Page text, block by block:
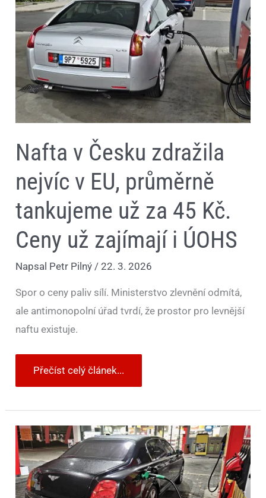
Nafta v Česku zdražila
nejvíc v EU, průměrně
tankujeme už za 45 Kč.
Ceny už zajímají i ÚOHS
Napsal Petr Pilný/22. 3. 2026
Spor o ceny paliv sílí. Ministerstvo zlevnění odmítá,
ale antimonopolní úřad tvrdí, že prostor pro levnější
naftu existuje.
nejvíc
EU,
průměrně
tankujeme
už
za
45
Kč.
Ceny
už
zajímají
ÚOHS
Přečíst celý článek...
Ministryně
financí
věří,
že
marže
pumpařů
nerostou